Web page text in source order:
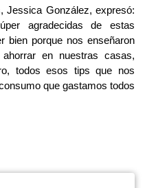
Jessica González, expresó:
agradecidas de estas
bien porque nos enseñaron
en nuestras casas,
todos esos tips que nos
que gastamos todos